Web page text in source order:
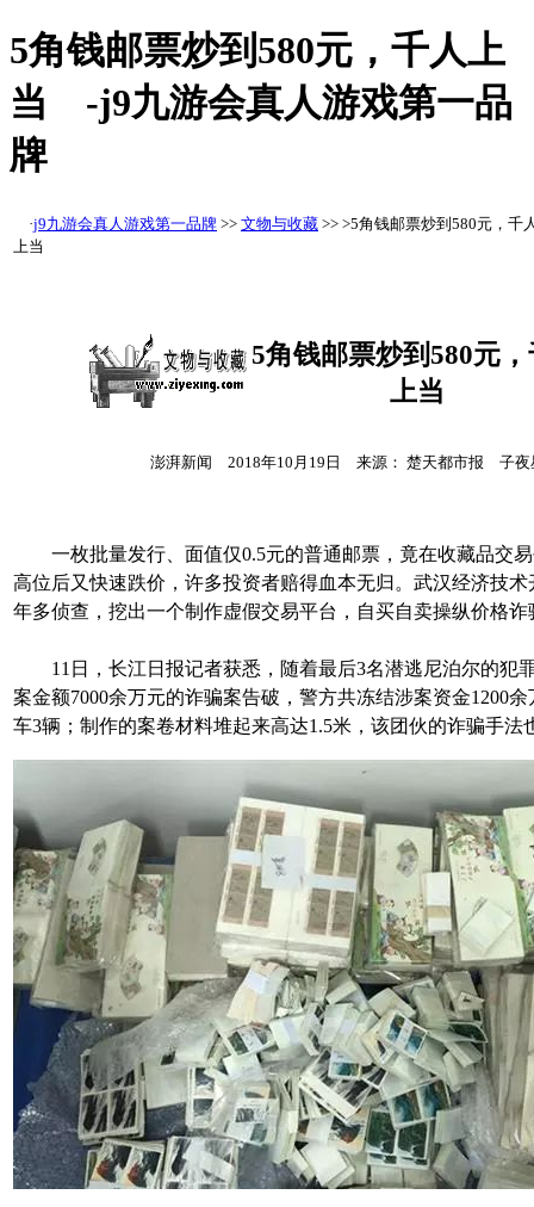
5角钱邮票炒到580元，千人上
当 -j9九游会真人游戏第一品
牌
·j9九游会真人游戏第一品牌 >> 文物与收藏 >> >5角钱邮票炒到580元，千
上当
5角钱邮票炒到580元
上当
澎湃新闻 2018年10月19日 来源： 楚天都市报 子夜
一枚批量发行、面值仅0.5元的普通邮票，竟在收藏品交易
高位后又快速跌价，许多投资者赔得血本无归。武汉经济技
年多侦查，挖出一个制作虚假交易平台，自买自卖操纵价格
11日，长江日报记者获悉，随着最后3名潜逃尼泊尔的犯
案金额7000余万元的诈骗案告破，警方共冻结涉案资金1200
车3辆；制作的案卷材料堆起来高达1.5米，该团伙的诈骗手法